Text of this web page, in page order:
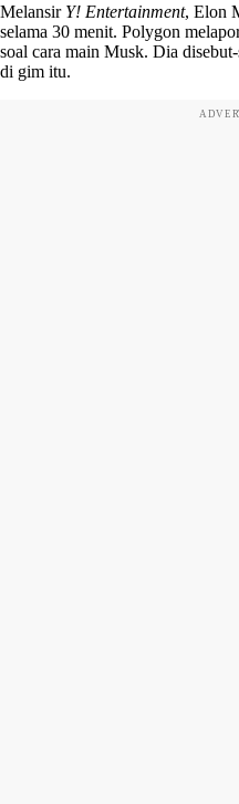
MelansirY! Entertainment, Elon
selama 30 menit. Polygon
soal cara main Musk. Dia
di gim itu.